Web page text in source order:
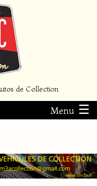
de Collection
Menu ☰